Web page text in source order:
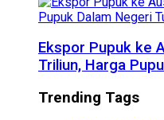
Ekspor Pupuk ke
Triliun, Harga
Trending Tags